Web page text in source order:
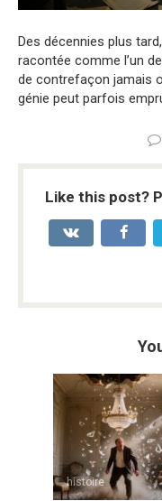
Des décennies plus
racontée comme l’un
de contrefaçon jamais
génie peut parfois
Like this post?
histoire